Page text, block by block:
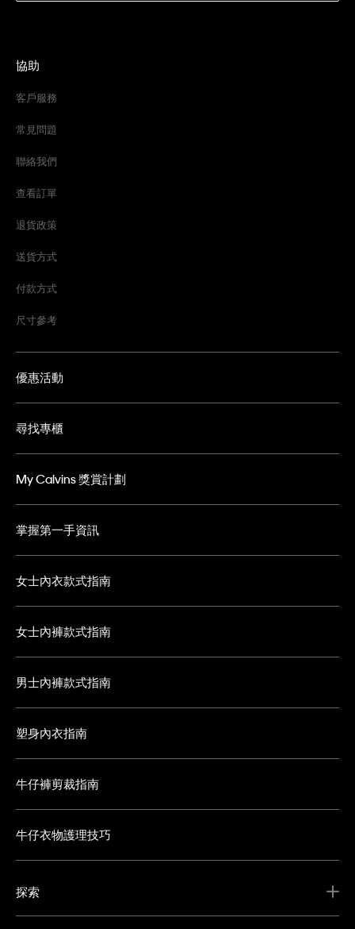
協助
客戶服務
常見問題
聯絡我們
查看訂單
退貨政策
送貨方式
付款方式
尺寸參考
優惠活動
尋找專櫃
My Calvins 獎賞計劃
掌握第一手資訊
女士內衣款式指南
女士內褲款式指南
男士內褲款式指南
塑身內衣指南
牛仔褲剪裁指南
牛仔衣物護理技巧
探索